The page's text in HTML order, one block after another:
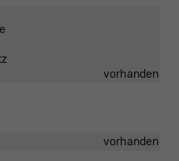
vorhanden
vorhanden